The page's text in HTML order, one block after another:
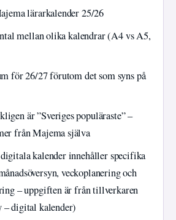
lärarkalender 25/26
mellan olika kalendrar (A4 vs A5,
för 26/27 förutom det som syns på
är ”Sveriges populäraste” –
från Majema själva
kalender innehåller specifika
veckoplanering och
– uppgiften är från tillverkaren
– digital kalender)